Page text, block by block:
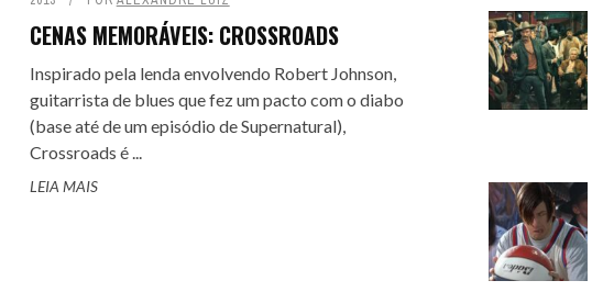
CENAS MEMORÁVEIS: CROSSROADS
Inspirado pela lenda envolvendo Robert Johnson,
guitarrista de blues que fez um pacto com o diabo
(base até de um episódio de Supernatural),
Crossroads é ...
LEIA MAIS